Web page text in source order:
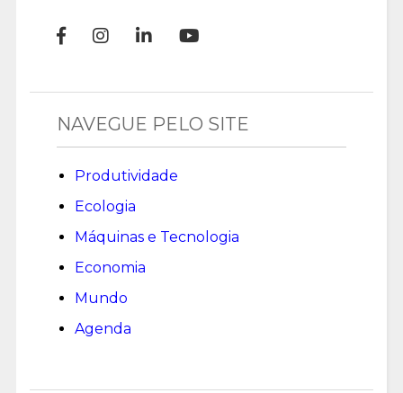
NAVEGUE PELO SITE
Produtividade
Ecologia
Máquinas e Tecnologia
Economia
Mundo
Agenda